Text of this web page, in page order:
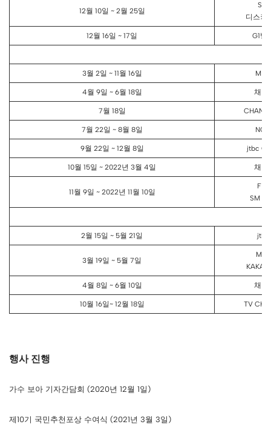
12월 10일 ~ 2월 25일
SKY
디스커
12월 16일 ~ 17일 G1방
3월 2일 ~ 11월 16일 MBC
4월 9일 ~ 6월 18일 채널
7월 18일
7월 22일 ~ 8월 8일
9월 22일 ~ 12월 8일 jtbc
10월 15일 ~ 2022년 3월 4일 채널
11월 9일 ~ 2022년 11월 10일
FLO
SM
2월 15일 ~ 5월 21일 jtbc
3월 19일 ~ 5월 7일
MBN
4월 8일 ~ 6월 10일 채널
10월 16일~ 12월 18일 TV
행사 진행
가수 보아 기자간담회 (2020년 12월 1일)
제10기 국민추천포상 수여식 (2021년 3월 3일)